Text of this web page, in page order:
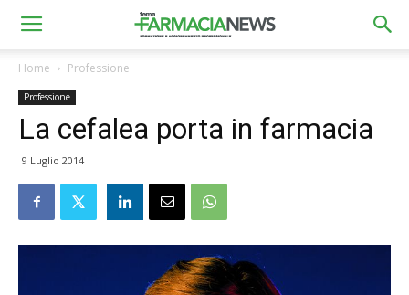
Home Professione
Professione
La cefalea porta in farmacia
9 Luglio 2014